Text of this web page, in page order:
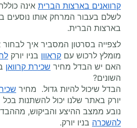
קרוואנים בארצות הברית אינה
לשלם בעבור המרחק אותו נוסעים
בארצות הברית.
לצפייה בסרטון המסביר איך
מומלץ לרכוש עם קראוון בניו יורק
האם יש הבדל מחיר שכירת קרוואן
השונים?
הבדל שיכול להיות גדול. מחיר
יורק באתר שלנו יכול להשתנות בכל
נובע ממצב ההיצע והביקוש,
להשכרה בניו יורק.